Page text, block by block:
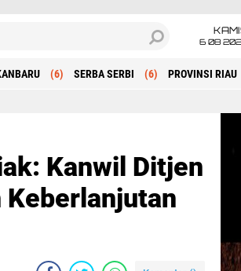
6 08
(6) SERBA SERBI (6) PROVINSI RIAU
Kanwil Ditjen
Keberlanjutan